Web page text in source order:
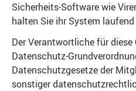
Sicherheits-Software wie
halten Sie ihr System
Der Verantwortliche für
Datenschutz-
Datenschutzgesetze der
sonstiger